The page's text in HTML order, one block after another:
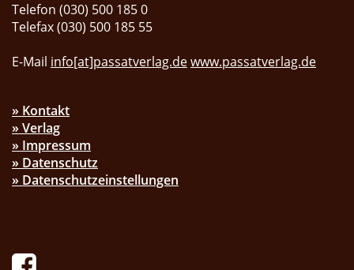
Telefon (030) 500 185 0
Telefax (030) 500 185 55
E-Mail info[at]passatverlag.dewww.passatverlag.de
» Kontakt
» Verlag
» Impressum
» Datenschutz
» Datenschutzeinstellungen